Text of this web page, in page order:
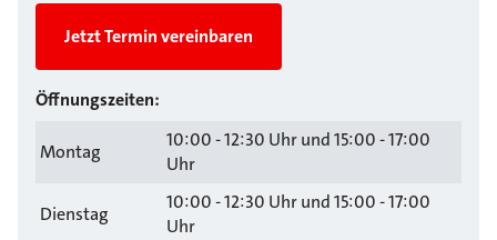
Jetzt Termin vereinbaren
Öffnungszeiten:
Montag
10:00 - 12:30 Uhr und 15:00 - 17:00
Uhr
Dienstag
10:00 - 12:30 Uhr und 15:00 - 17:00
Uhr